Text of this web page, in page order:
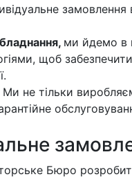
замовлення
ми йдемо в
щоб
Ми не тільки
Бюро